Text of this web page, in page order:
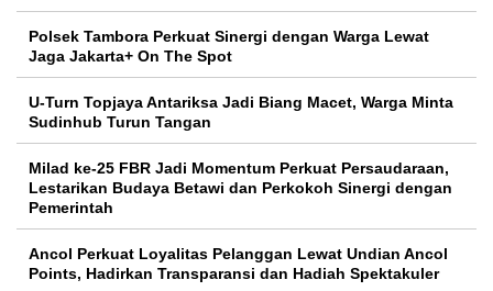
Polsek Tambora Perkuat Sinergi dengan Warga Lewat
Jaga Jakarta+ On The Spot
U-Turn Topjaya Antariksa Jadi Biang Macet, Warga Minta
Sudinhub Turun Tangan
Milad ke-25 FBR Jadi Momentum Perkuat Persaudaraan,
Lestarikan Budaya Betawi dan Perkokoh Sinergi dengan
Pemerintah
Ancol Perkuat Loyalitas Pelanggan Lewat Undian Ancol
Points, Hadirkan Transparansi dan Hadiah Spektakuler